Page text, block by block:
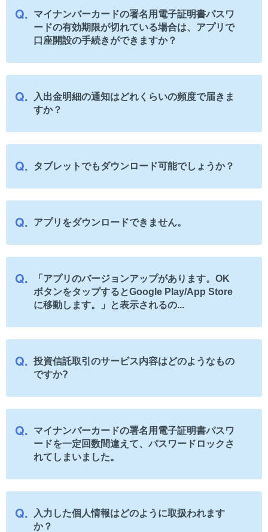
マイナンバーカードの署名用電子証明書パスワ
ードの有効期限が切れている場合は、アプリで
口座開設の手続きができますか？
入出金明細の通知はどれくらいの頻度で届きま
すか？
タブレットでもダウンロード可能でしょうか？
アプリをダウンロードできません。
「アプリのバージョンアップがあります。OK
ボタンをタップするとGoogle Play/App Store
に移動します。」と表示されるの...
投資信託取引のサービス内容はどのようなもの
ですか?
マイナンバーカードの署名用電子証明書パスワ
ードを一定回数間違えて、パスワードロックさ
れてしまいました。
入力した個人情報はどのように取扱われます
か？